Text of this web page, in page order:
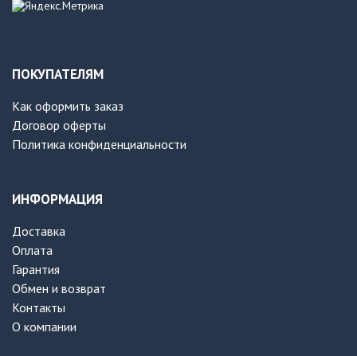
ПОКУПАТЕЛЯМ
Как оформить заказ
Договор оферты
Политика конфиденциальности
ИНФОРМАЦИЯ
Доставка
Оплата
Гарантия
Обмен и возврат
Контакты
О компании